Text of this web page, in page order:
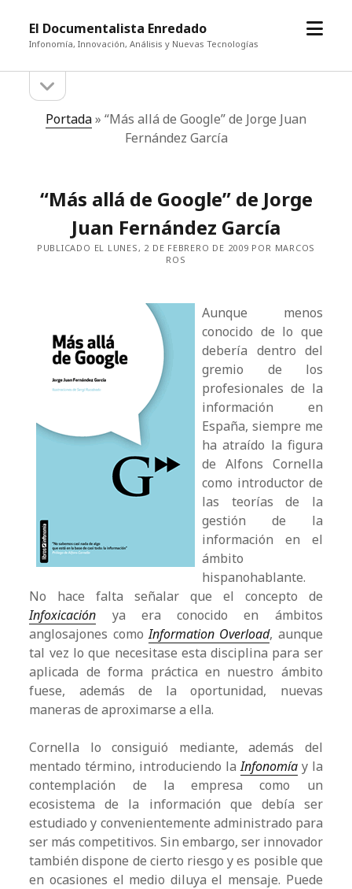
El Documentalista Enredado
Infonomía, Innovación, Análisis y Nuevas Tecnologías
abrir
Barra
lateral
la
lateral
Portada» “Más allá de Google” de Jorge Juan
Fernández García
“Más allá de Google” de Jorge
Juan Fernández García
PUBLICADO EL LUNES, 2 DE FEBRERO DE 2009 POR MARCOS
ROS
Aunque menos
conocido de lo que
debería dentro del
gremio de los
profesionales de la
información en
España, siempre me
ha atraído la figura
de Alfons Cornella
como introductor de
las teorías de la
gestión de la
información en el
ámbito
hispanohablante.
No hace falta señalar que el concepto de
Infoxicación ya era conocido en ámbitos
anglosajones comoInformation Overload, aunque
tal vez lo que necesitase esta disciplina para ser
aplicada de forma práctica en nuestro ámbito
fuese, además de la oportunidad, nuevas
maneras de aproximarse a ella.
Cornella lo consiguió mediante, además del
mentado término, introduciendo laInfonomíay la
contemplación de la empresa como un
ecosistema de la información que debía ser
estudiado y convenientemente administrado para
ser más competitivos. Sin embargo, ser innovador
también dispone de cierto riesgo y es posible que
en ocasiones el medio diluya el mensaje. Puede